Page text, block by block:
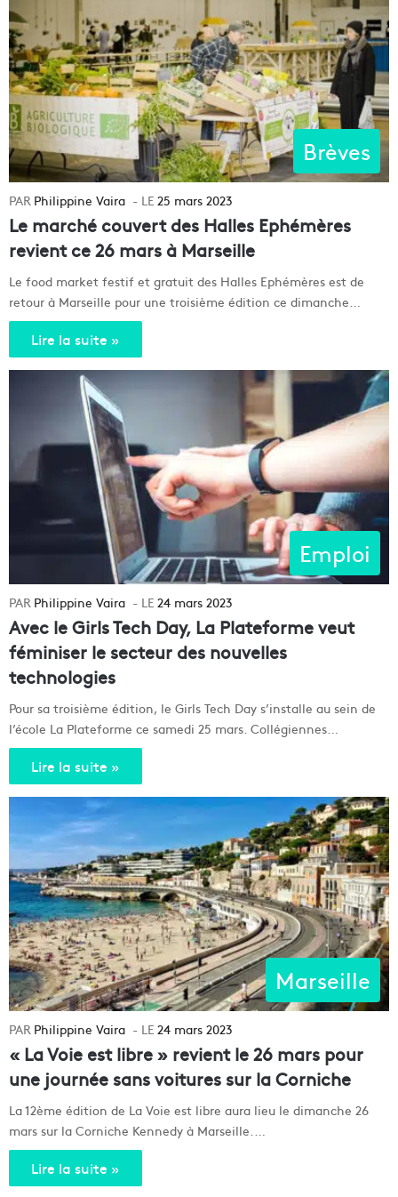
Brèves
Philippine Vaira 25 mars 2023
Le marché couvert des Halles Ephémères
revient ce 26 mars à Marseille
Le food market festif et gratuit des Halles Ephémères est de
retour à Marseille pour une troisième édition ce dimanche…
Lire la suite »
Emploi
Philippine Vaira 24 mars 2023
Avec le Girls Tech Day, La Plateforme veut
féminiser le secteur des nouvelles
technologies
Pour sa troisième édition, le Girls Tech Day s’installe au sein de
l’école La Plateforme ce samedi 25 mars. Collégiennes…
Lire la suite »
Marseille
Philippine Vaira 24 mars 2023
« La Voie est libre » revient le 26 mars pour
une journée sans voitures sur la Corniche
La 12ème édition de La Voie est libre aura lieu le dimanche 26
mars sur la Corniche Kennedy à Marseille.…
Lire la suite »